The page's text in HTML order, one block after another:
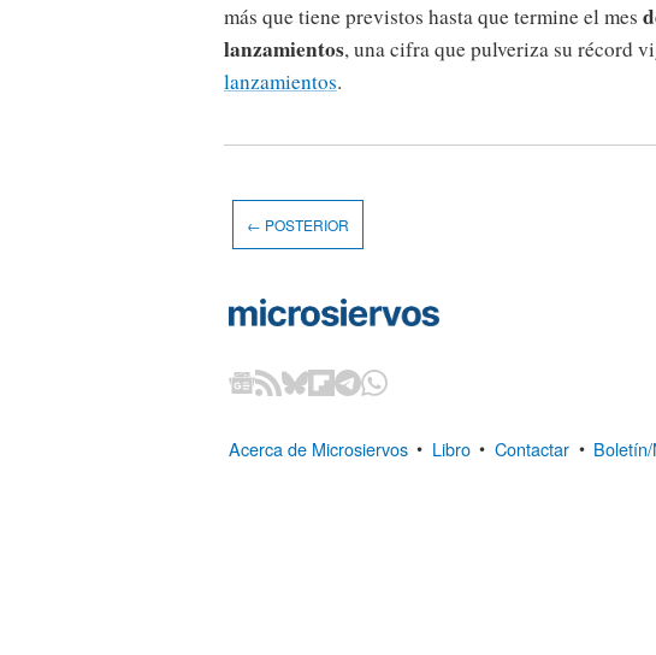
más que tiene previstos hasta que termine el mes
lanzamientos, una cifra que pulveriza su récord
lanzamientos.
← POSTERIOR
Acerca de Microsiervos • Libro • Contactar •